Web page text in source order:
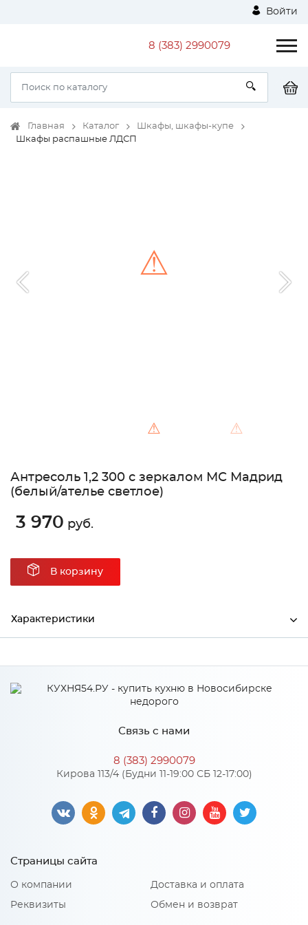
Войти
8 (383) 2990079
Главная Каталог
Шкафы, шкафы-купе
Шкафы распашные ЛДСП
⚠ ⚠
⚠
Антресоль 1,2 300 с зеркалом МС Мадрид
(белый/ателье светлое)
3 970 руб.
В корзину
Характеристики
Высота 300
Белый/Ателье светлое
Материал 2: ЛДСП
Петли: без доводчика
Связь с нами
8 (383) 2990079
Кирова 113/4 (Будни 11-19:00 СБ 12-17:00)
Страницы сайта
О компании
Реквизиты
Доставка и оплата
Обмен и возврат